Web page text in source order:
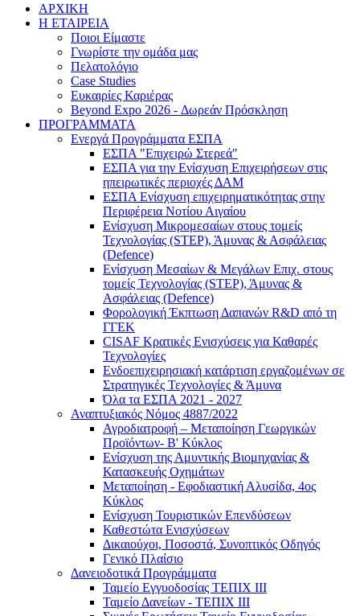
ΑΡΧΙΚΗ
Η ΕΤΑΙΡΕΙΑ
Ποιοι Είμαστε
Γνωρίστε την ομάδα μας
Πελατολόγιο
Case Studies
Ευκαιρίες Καριέρας
Beyond Expo 2026 - Δωρεάν Πρόσκληση
ΠΡΟΓΡΑΜΜΑΤΑ
Ενεργά Προγράμματα ΕΣΠΑ
ΕΣΠΑ "Επιχειρώ Στερεά"
ΕΣΠΑ για την Ενίσχυση Επιχειρήσεων στις
ηπειρωτικές περιοχές ΔΑΜ
ΕΣΠΑ Ενίσχυση επιχειρηματικότητας στην
Περιφέρεια Νοτίου Αιγαίου
Ενίσχυση Μικρομεσαίων στους τομείς
Τεχνολογίας (STEP), Άμυνας & Ασφάλειας
(Defence)
Ενίσχυση Μεσαίων & Μεγάλων Επιχ. στους
τομείς Τεχνολογίας (STEP), Άμυνας &
Ασφάλειας (Defence)
Φορολογική Έκπτωση Δαπανών R&D από τη
ΓΓΕΚ
CISAF Κρατικές Ενισχύσεις για Καθαρές
Τεχνολογίες
Ενδοεπιχειρησιακή κατάρτιση εργαζομένων σε
Στρατηγικές Τεχνολογίες & Άμυνα
Όλα τα ΕΣΠΑ 2021 - 2027
Αναπτυξιακός Νόμος 4887/2022
Αγροδιατροφή – Μεταποίηση Γεωργικών
Προϊόντων- Β' Κύκλος
Eνίσχυση της Αμυντικής Βιομηχανίας &
Κατασκευής Οχημάτων
Μεταποίηση - Εφοδιαστική Αλυσίδα, 4ος
Κύκλος
Ενίσχυση Τουριστικών Επενδύσεων
Καθεστώτα Ενισχύσεων
Δικαιούχοι, Ποσοστά, Συνοπτικός Οδηγός
Γενικό Πλαίσιο
Δανειοδοτικά Προγράμματα
Ταμείο Εγγυοδοσίας ΤΕΠΙΧ ΙΙΙ
Ταμείο Δανείων - ΤΕΠΙΧ ΙΙΙ